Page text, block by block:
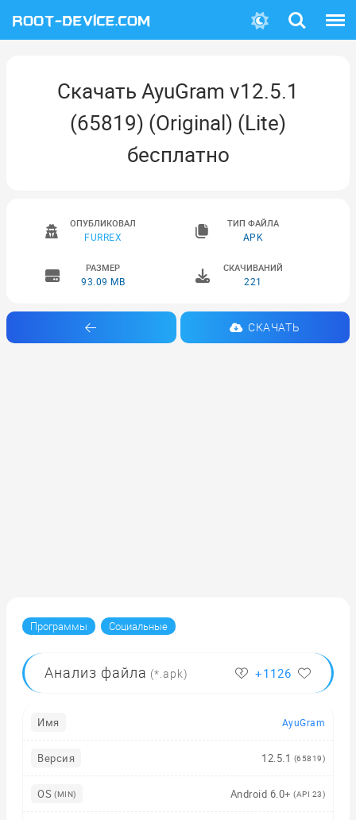
Поиск
Скачать AyuGram v12.5.1
(65819) (Original) (Lite)
бесплатно
ОПУБЛИКОВАЛ
FURREX
ТИП ФАЙЛА
APK
РАЗМЕР
93.09 MB
СКАЧИВАНИЙ
221
СКАЧАТЬ
Программы Социальные
Анализ файла (*.apk) +1126
Имя AyuGram
Версия 12.5.1 (65819)
OS (MIN) Android 6.0+ (API 23)